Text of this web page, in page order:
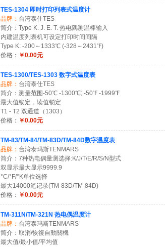
TES-1304 即时打印列表式温度计
品牌： 台湾泰仕TES
简介：Type K. J. E. T. 热电隅测温棒输入
内建温度列表机可设定打印时间间隔
Type K: -200～1333℃ (-328～2431℉)
价格： ￥0.00元
TES-1300/TES-1303 数字式温度表
品牌： 台湾泰仕TES
简介：测量范围-50℃ -1300℃; -50℉ -1999℉
最大值锁定，读值锁定
T1 - T2 双通道（1303）
价格： ￥0.00元
TM-83/TM-84/TM-83D/TM-84D数字温度表
品牌： 台湾泰玛斯TENMARS
简介：7种热电偶量测选择:K/J/T/E/R/S/N型式
双显示最大显示9999.9
°C/°F/°K单位选择
最大14000笔记录(TM-83D/TM-84D)
价格： ￥0.00元
TM-311N/TM-321N 热电偶温度计
品牌： 台湾泰玛斯TENMARS
简介：取消/恢復自動關機
最大值/最小值/平均值